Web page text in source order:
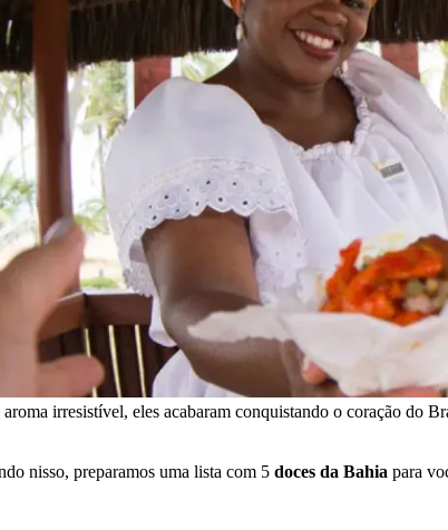
irresistível, eles acabaram conquistando o coração do
nisso, preparamos uma lista com 5 doces da Bahia para